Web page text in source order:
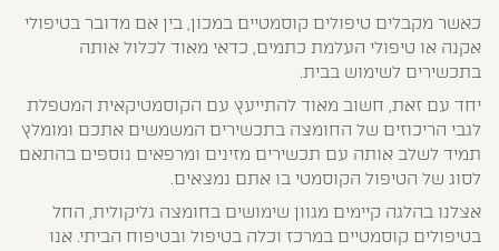
כאשר מקבלים טיפולים קוסמטיים במכון, בין אם מדובר בטיפולי
אקנה או טיפולי העלמת כתמים, כדאי מאוד לכלול אותה
בתכשירים לשימוש בבית.
יחד עם זאת, חשוב מאוד להתייעץ עם הקוסמטיקאית המטפלת
לגבי הריכוזים של החומצה בתכשירים המשמשים אתכם ומומלץ
תמיד לשלב אותה עם תכשירים מזינים ומרפאים נוספים בהתאם
לסוג של הטיפול הקוסמטי בו אתם נמצאים.
אצלנו בהלגה קיימים מגוון שימושים בחומצה גליקולית, החל
בטיפולים קוסמטיים במרכז וכלה בטיפול ובטיפוח הביתי. אנו